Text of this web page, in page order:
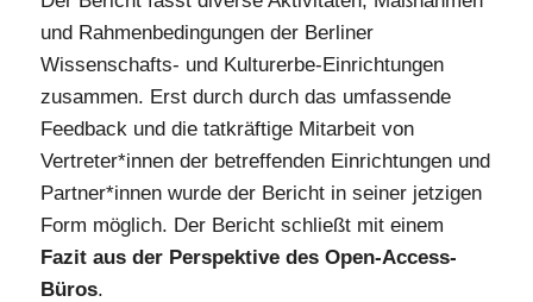
und Rahmenbedingungen der Berliner
Wissenschafts- und Kulturerbe-Einrichtungen
zusammen. Erst durch durch das umfassende
Feedback und die tatkräftige Mitarbeit von
Vertreter*innen der betreffenden Einrichtungen und
Partner*innen wurde der Bericht in seiner jetzigen
Form möglich. Der Bericht schließt mit einem
Fazit aus der Perspektive des Open-Access-
Büros.